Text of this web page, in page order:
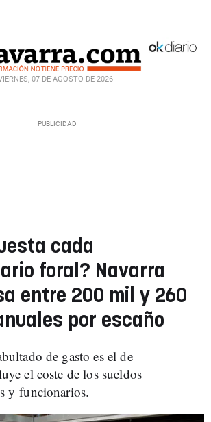
07 DE AGOSTO DE 2026
cada
foral? Navarra
entre 200 mil y 260
por escaño
de gasto es el de
el coste de los sueldos
y funcionarios.